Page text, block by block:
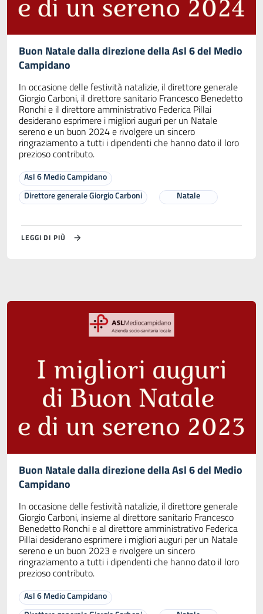
Buon Natale dalla direzione della Asl 6 del Medio
Campidano
In occasione delle festività natalizie, il direttore generale
Giorgio Carboni, il direttore sanitario Francesco Benedetto
Ronchi e il direttore amministrativo Federica Pillai
desiderano esprimere i migliori auguri per un Natale
sereno e un buon 2024 e rivolgere un sincero
ringraziamento a tutti i dipendenti che hanno dato il loro
prezioso contributo.
Asl 6 Medio Campidano
Direttore generale Giorgio Carboni
Natale
LEGGI DI PIÙ
Buon Natale dalla direzione della Asl 6 del Medio
Campidano
In occasione delle festività natalizie, il direttore generale
Giorgio Carboni, insieme al direttore sanitario Francesco
Benedetto Ronchi e al direttore amministrativo Federica
Pillai desiderano esprimere i migliori auguri per un Natale
sereno e un buon 2023 e rivolgere un sincero
ringraziamento a tutti i dipendenti che hanno dato il loro
prezioso contributo.
Asl 6 Medio Campidano